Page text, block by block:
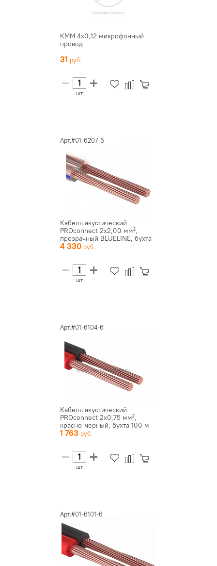
КММ 4х0,12 микрофонный
провод
31
шт
Арт.#01-6207-6
Кабель акустический
PROconnect 2х2,00 мм²,
прозрачный BLUELINE, бухта
100 м...
4 330
шт
Арт.#01-6104-6
Кабель акустический
PROconnect 2х0,75 мм²,
красно-черный, бухта 100 м
01-61...
1 763
шт
Арт.#01-6101-6